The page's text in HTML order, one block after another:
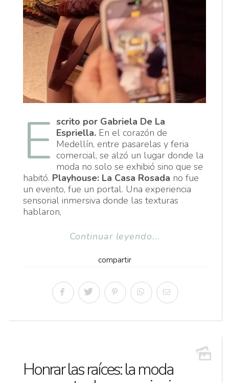
E scrito por Gabriela De La
Espriella. En el corazón de
Medellín, entre pasarelas y feria
comercial, se alzó un lugar donde la
moda no solo se exhibió sino que se
habitó. Playhouse: La Casa Rosada no fue
un evento, fue un portal. Una experiencia
sensorial inmersiva donde las texturas
hablaron,
Continuar leyendo...
compartir
Honrar las raíces: la moda